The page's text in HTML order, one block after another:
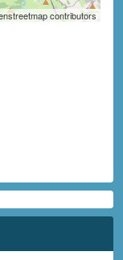
contributors